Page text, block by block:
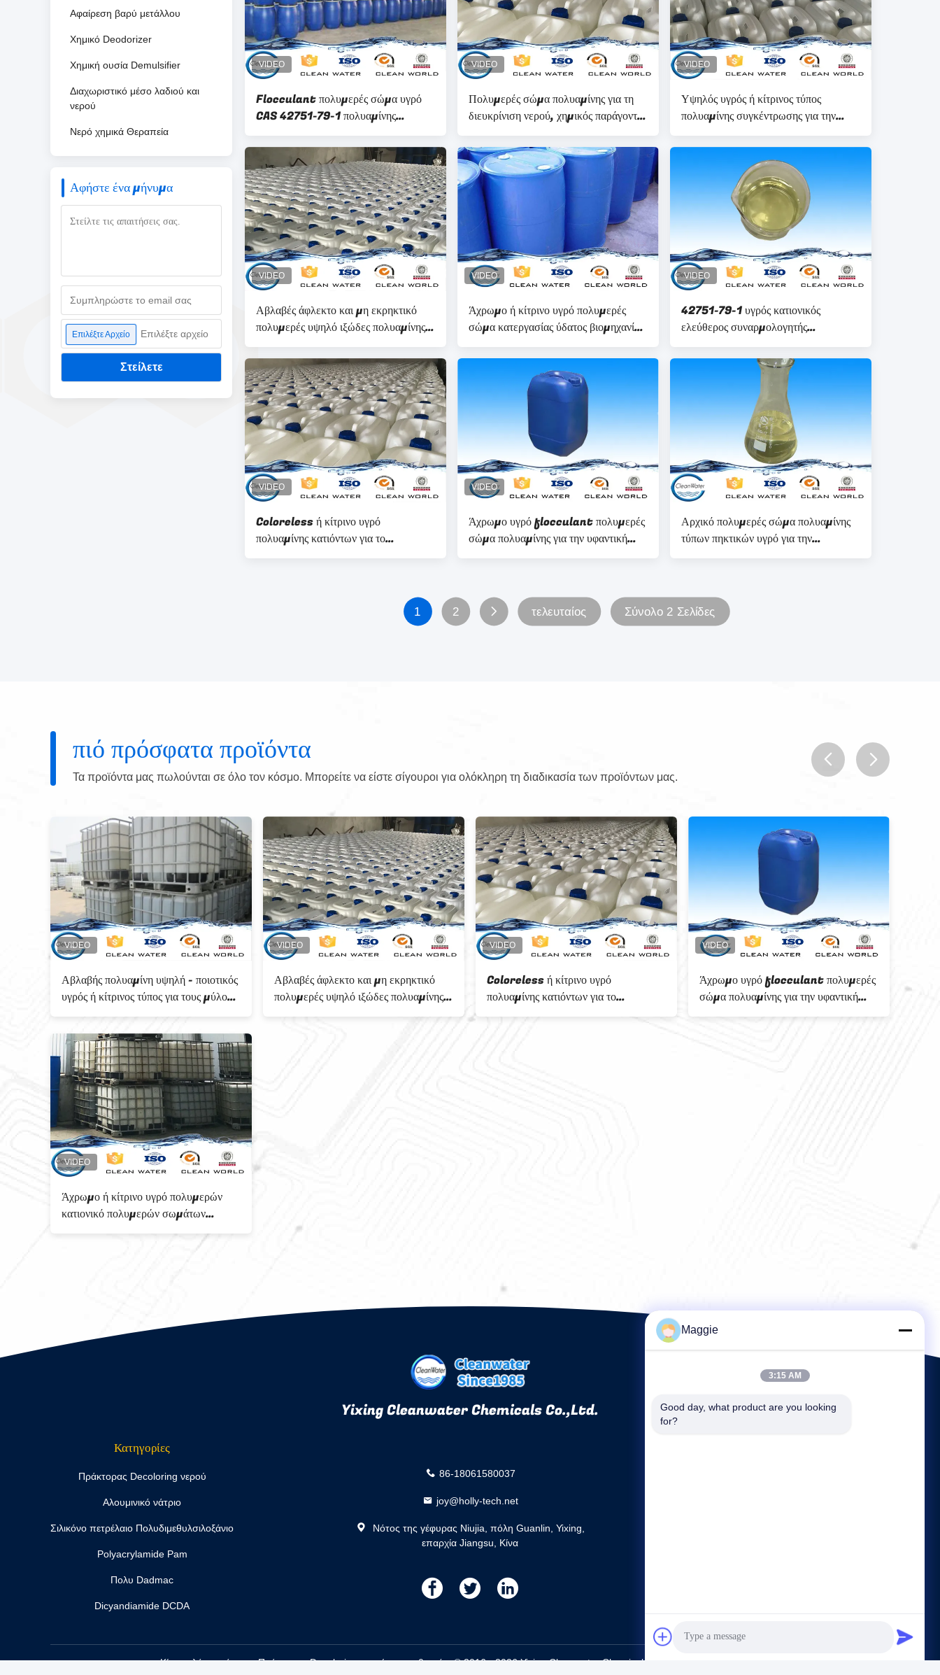
Αφαίρεση βαρύ μετάλλου
Χημικό Deodorizer
Χημική ουσία Demulsifier
Διαχωριστικό μέσο λαδιού και
νερού
Νερό χημικά Θεραπεία
Αφήστε ένα μήνυμα
Επιλέξτε Αρχείο Επιλέξτε αρχείο
Στείλετε
Flocculant πολυμερές σώμα υγρό
CAS 42751-79-1 πολυαμίνης
χημικών παραγόντων
Πολυμερές σώμα πολυαμίνης για τη
διευκρίνιση νερού, χημικός παράγοντας
πολυαιθυλενίου από CLEANWATER
Υψηλός υγρός ή κίτρινος τύπος
πολυαμίνης συγκέντρωσης για την
κατεργασία ύδατος
Αβλαβές άφλεκτο και μη εκρηκτικό
πολυμερές υψηλό ιξώδες πολυαμίνης
για την αγνότητα 50% κατεργασίας
ύδατος
Άχρωμο ή κίτρινο υγρό πολυμερές
σώμα κατεργασίας ύδατος βιομηχανίας
με το BV ISO
42751-79-1 υγρός κατιονικός
ελεύθερος συναρμολογητής
πολυμερούς φορμαλδεΰδης
πολυαμίνης
Coloreless ή κίτρινο υγρό
πολυαμίνης κατιόντων για το
demulsification
Άχρωμο υγρό flocculant πολυμερές
σώμα πολυαμίνης για την υφαντική
καθαρίζοντας επεξεργασία πρακτόρων
Αρχικό πολυμερές σώμα πολυαμίνης
τύπων πηκτικών υγρό για την
κατεργασία ύδατος αποβλήτων
1 2 τελευταίος Σύνολο 2 Σελίδες
πιό πρόσφατα προϊόντα
Τα προϊόντα μας πωλούνται σε όλο τον κόσμο. Μπορείτε να είστε σίγουροι για ολόκληρη τη διαδικασία των προϊόντων μας.
PH 4,0 κατιονικό υγρό πολυμερές
απορροφητικό 42751-79-1
πολυαμίνης
42751-79-1 υγρός κατιονικός
ελεύθερος συναρμολογητής
πολυμερούς φορμαλδεΰδης
Άχρωμο ή κίτρινο υγρό πολυμερές
σώμα κατεργασίας ύδατος βιομηχανίας
με το BV ISO
Άχρωμο ή κίτρινο υγρό
αποτελεσματικό πολυμερές σώμα 4,0
~ 7,0 pH CAS no42751-79-1
Υψηλός υγρός ή κίτρινος τύπος
πολυαμίνης συγκέντρωσης για την
κατεργασία ύδατος
πολυαιθυλενίου από CLEANWATER
Yixing Cleanwater Chemicals Co.,Ltd.
Κατηγορίες
Πράκτορας Decoloring νερού
Αλουμινικό νάτριο
Σιλικόνο πετρέλαιο Πολυδιμεθυλσιλοξάνιο
Polyacrylamide Pam
Πολυ Dadmac
Dicyandiamide DCDA
86-18061580037
joy@holly-tech.net
Νότος της γέφυρας Niujia, πόλη Guanlin, Yixing,
επαρχία Jiangsu, Κίνα
述
述
述
Κίνα καλός ποιότητας Πράκτορας Decoloring νερού προμηθευτής. © 2016 - 2026 Yixing Cleanwater Chemicals Co.,Ltd.. All Rights Reserved.
Maggie
3:15 AM
Good day, what product are you looking
for?